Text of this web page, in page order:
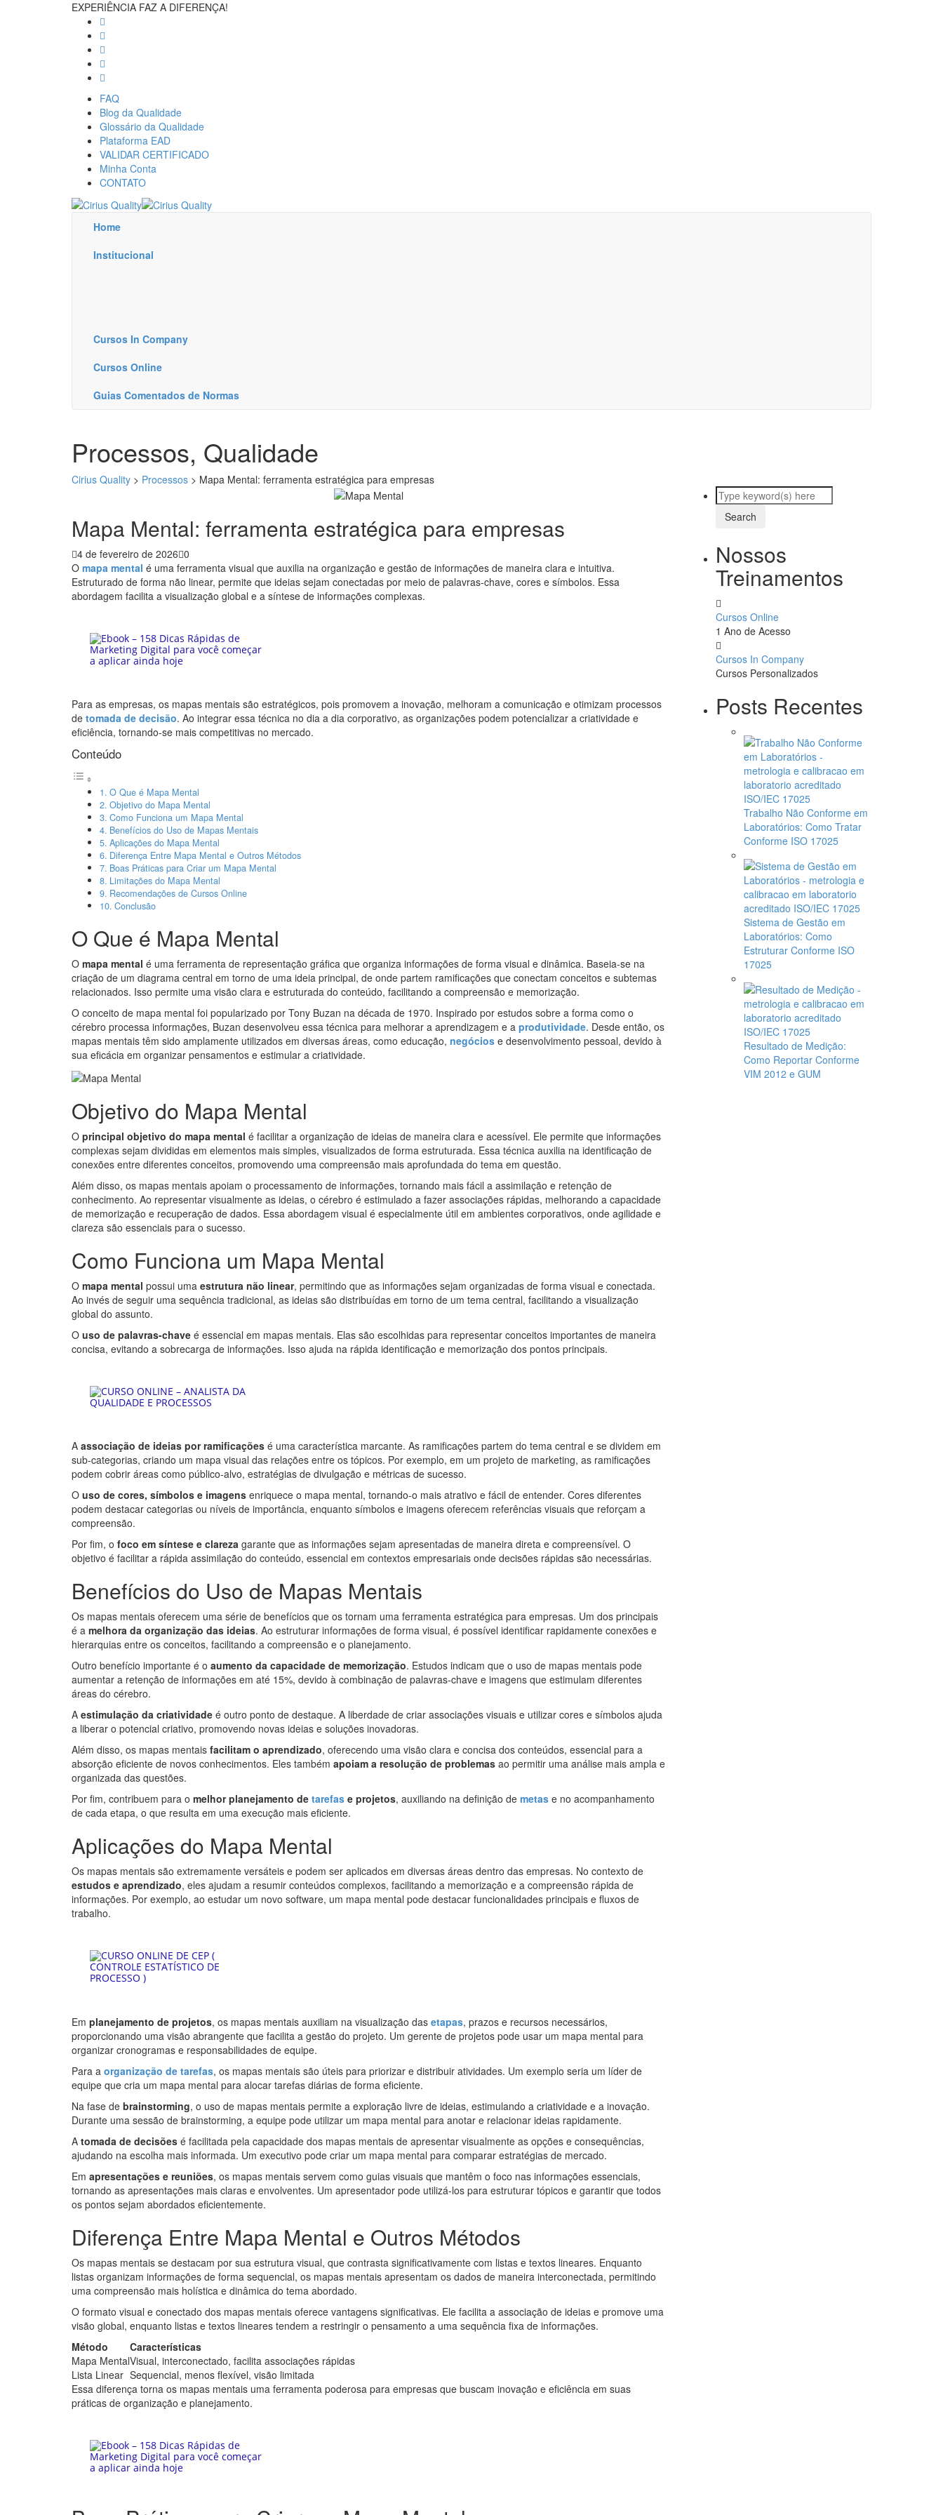
EXPERIÊNCIA FAZ A DIFERENÇA!
FAQ
Blog da Qualidade
Glossário da Qualidade
Plataforma EAD
VALIDAR CERTIFICADO
Minha Conta
CONTATO
Home
Institucional
Cursos In Company
Cursos Online
Guias Comentados de Normas
Processos, Qualidade
Cirius Quality > Processos > Mapa Mental: ferramenta estratégica para empresas
Mapa Mental: ferramenta estratégica para empresas
4 de fevereiro de 2026 0
O mapa mental é uma ferramenta visual que auxilia na organização e gestão de informações de maneira clara e intuitiva.
Estruturado de forma não linear, permite que ideias sejam conectadas por meio de palavras-chave, cores e símbolos. Essa
abordagem facilita a visualização global e a síntese de informações complexas.
Para as empresas, os mapas mentais são estratégicos, pois promovem a inovação, melhoram a comunicação e otimizam processos
de tomada de decisão. Ao integrar essa técnica no dia a dia corporativo, as organizações podem potencializar a criatividade e
eficiência, tornando-se mais competitivas no mercado.
Conteúdo
O Que é Mapa Mental
Objetivo do Mapa Mental
Como Funciona um Mapa Mental
Benefícios do Uso de Mapas Mentais
Aplicações do Mapa Mental
Diferença Entre Mapa Mental e Outros Métodos
Boas Práticas para Criar um Mapa Mental
Limitações do Mapa Mental
Recomendações de Cursos Online
Conclusão
O Que é Mapa Mental
O mapa mental é uma ferramenta de representação gráfica que organiza informações de forma visual e dinâmica. Baseia-se na
criação de um diagrama central em torno de uma ideia principal, de onde partem ramificações que conectam conceitos e subtemas
relacionados. Isso permite uma visão clara e estruturada do conteúdo, facilitando a compreensão e memorização.
O conceito de mapa mental foi popularizado por Tony Buzan na década de 1970. Inspirado por estudos sobre a forma como o
cérebro processa informações, Buzan desenvolveu essa técnica para melhorar a aprendizagem e a produtividade. Desde então, os
mapas mentais têm sido amplamente utilizados em diversas áreas, como educação, negócios e desenvolvimento pessoal, devido à
sua eficácia em organizar pensamentos e estimular a criatividade.
Objetivo do Mapa Mental
O principal objetivo do mapa mental é facilitar a organização de ideias de maneira clara e acessível. Ele permite que informações
complexas sejam divididas em elementos mais simples, visualizados de forma estruturada. Essa técnica auxilia na identificação de
conexões entre diferentes conceitos, promovendo uma compreensão mais aprofundada do tema em questão.
Além disso, os mapas mentais apoiam o processamento de informações, tornando mais fácil a assimilação e retenção de
conhecimento. Ao representar visualmente as ideias, o cérebro é estimulado a fazer associações rápidas, melhorando a capacidade
de memorização e recuperação de dados. Essa abordagem visual é especialmente útil em ambientes corporativos, onde agilidade e
clareza são essenciais para o sucesso.
Como Funciona um Mapa Mental
O mapa mental possui uma estrutura não linear, permitindo que as informações sejam organizadas de forma visual e conectada.
Ao invés de seguir uma sequência tradicional, as ideias são distribuídas em torno de um tema central, facilitando a visualização
global do assunto.
O uso de palavras-chave é essencial em mapas mentais. Elas são escolhidas para representar conceitos importantes de maneira
concisa, evitando a sobrecarga de informações. Isso ajuda na rápida identificação e memorização dos pontos principais.
A associação de ideias por ramificações é uma característica marcante. As ramificações partem do tema central e se dividem em
sub-categorias, criando um mapa visual das relações entre os tópicos. Por exemplo, em um projeto de marketing, as ramificações
podem cobrir áreas como público-alvo, estratégias de divulgação e métricas de sucesso.
O uso de cores, símbolos e imagens enriquece o mapa mental, tornando-o mais atrativo e fácil de entender. Cores diferentes
podem destacar categorias ou níveis de importância, enquanto símbolos e imagens oferecem referências visuais que reforçam a
compreensão.
Por fim, o foco em síntese e clareza garante que as informações sejam apresentadas de maneira direta e compreensível. O
objetivo é facilitar a rápida assimilação do conteúdo, essencial em contextos empresariais onde decisões rápidas são necessárias.
Benefícios do Uso de Mapas Mentais
Os mapas mentais oferecem uma série de benefícios que os tornam uma ferramenta estratégica para empresas. Um dos principais
é a melhora da organização das ideias. Ao estruturar informações de forma visual, é possível identificar rapidamente conexões e
hierarquias entre os conceitos, facilitando a compreensão e o planejamento.
Outro benefício importante é o aumento da capacidade de memorização. Estudos indicam que o uso de mapas mentais pode
aumentar a retenção de informações em até 15%, devido à combinação de palavras-chave e imagens que estimulam diferentes
áreas do cérebro.
A estimulação da criatividade é outro ponto de destaque. A liberdade de criar associações visuais e utilizar cores e símbolos ajuda
a liberar o potencial criativo, promovendo novas ideias e soluções inovadoras.
Além disso, os mapas mentais facilitam o aprendizado, oferecendo uma visão clara e concisa dos conteúdos, essencial para a
absorção eficiente de novos conhecimentos. Eles também apoiam a resolução de problemas ao permitir uma análise mais ampla e
organizada das questões.
Por fim, contribuem para o melhor planejamento de tarefas e projetos, auxiliando na definição de metas e no acompanhamento
de cada etapa, o que resulta em uma execução mais eficiente.
Aplicações do Mapa Mental
Os mapas mentais são extremamente versáteis e podem ser aplicados em diversas áreas dentro das empresas. No contexto de
estudos e aprendizado, eles ajudam a resumir conteúdos complexos, facilitando a memorização e a compreensão rápida de
informações. Por exemplo, ao estudar um novo software, um mapa mental pode destacar funcionalidades principais e fluxos de
trabalho.
Em planejamento de projetos, os mapas mentais auxiliam na visualização das etapas, prazos e recursos necessários,
proporcionando uma visão abrangente que facilita a gestão do projeto. Um gerente de projetos pode usar um mapa mental para
organizar cronogramas e responsabilidades de equipe.
Para a organização de tarefas, os mapas mentais são úteis para priorizar e distribuir atividades. Um exemplo seria um líder de
equipe que cria um mapa mental para alocar tarefas diárias de forma eficiente.
Na fase de brainstorming, o uso de mapas mentais permite a exploração livre de ideias, estimulando a criatividade e a inovação.
Durante uma sessão de brainstorming, a equipe pode utilizar um mapa mental para anotar e relacionar ideias rapidamente.
A tomada de decisões é facilitada pela capacidade dos mapas mentais de apresentar visualmente as opções e consequências,
ajudando na escolha mais informada. Um executivo pode criar um mapa mental para comparar estratégias de mercado.
Em apresentações e reuniões, os mapas mentais servem como guias visuais que mantêm o foco nas informações essenciais,
tornando as apresentações mais claras e envolventes. Um apresentador pode utilizá-los para estruturar tópicos e garantir que todos
os pontos sejam abordados eficientemente.
Diferença Entre Mapa Mental e Outros Métodos
Os mapas mentais se destacam por sua estrutura visual, que contrasta significativamente com listas e textos lineares. Enquanto
listas organizam informações de forma sequencial, os mapas mentais apresentam os dados de maneira interconectada, permitindo
uma compreensão mais holística e dinâmica do tema abordado.
O formato visual e conectado dos mapas mentais oferece vantagens significativas. Ele facilita a associação de ideias e promove uma
visão global, enquanto listas e textos lineares tendem a restringir o pensamento a uma sequência fixa de informações.
Método
Características
Mapa MentalVisual, interconectado, facilita associações rápidas
Lista Linear Sequencial, menos flexível, visão limitada
Essa diferença torna os mapas mentais uma ferramenta poderosa para empresas que buscam inovação e eficiência em suas
práticas de organização e planejamento.
Nossos
Treinamentos
Cursos Online
1 Ano de Acesso
Cursos In Company
Cursos Personalizados
Posts Recentes
Trabalho Não Conforme em
Laboratórios: Como Tratar
Conforme ISO 17025
Sistema de Gestão em
Laboratórios: Como
Estruturar Conforme ISO
17025
Resultado de Medição:
Como Reportar Conforme
VIM 2012 e GUM